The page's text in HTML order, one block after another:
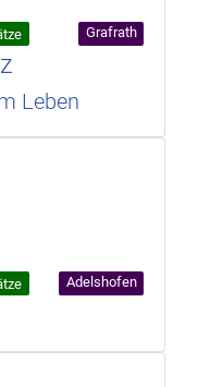
Grafrath
Leben
Adelshofen